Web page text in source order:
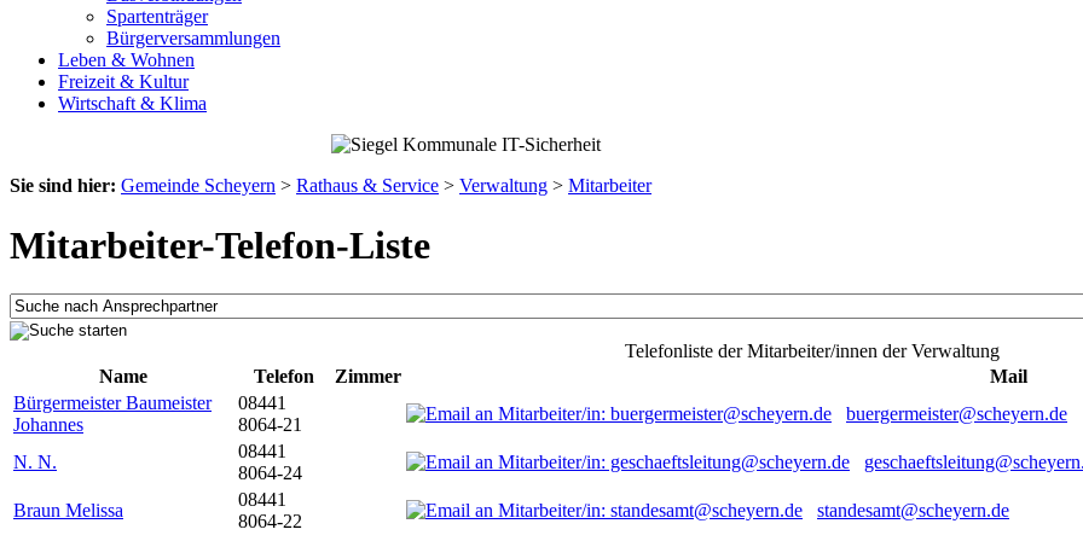
Spartenträger
Bürgerversammlungen
Leben & Wohnen
Freizeit & Kultur
Wirtschaft & Klima
Sie sind hier: Gemeinde Scheyern > Rathaus & Service > Verwaltung > Mitarbeiter
Mitarbeiter-Telefon-Liste
Telefonliste der Mitarbeiter/innen der Verwaltung
Name
Telefon Zimmer
Mail
Bürgermeister Baumeister
Johannes
08441
8064-21
buergermeister@scheyern.de
N. N.
08441
8064-24
Braun Melissa
08441
8064-22
standesamt@scheyern.de